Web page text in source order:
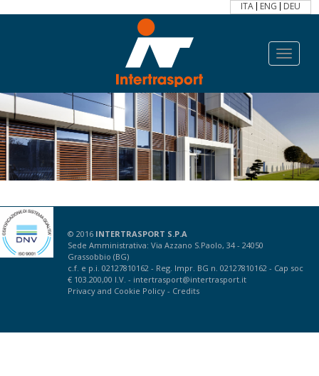
ITA ENG DEU
Toggle
Documenti
© 2016 INTERTRASPORT S.P.A
Sede Amministrativa: Via Azzano S.Paolo, 34 - 24050
Grassobbio (BG)
c.f. e p.i. 02127810162 - Reg. Impr. BG n. 02127810162 - Cap soc
€ 103.200,00 I.V. - intertrasport@intertrasport.it
Privacyand Cookie Policy- Credits